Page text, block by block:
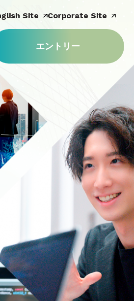
Site Corporate Site
エントリー